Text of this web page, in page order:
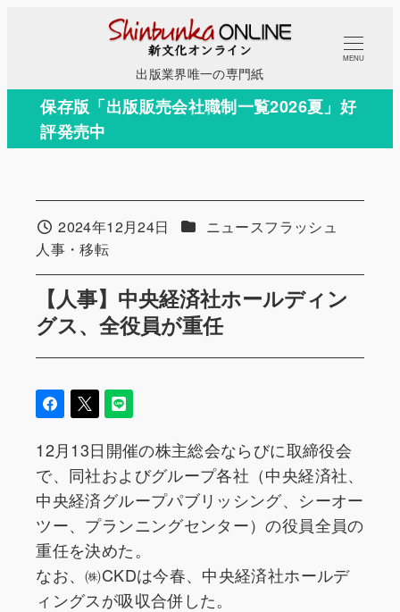
コ
テ
出版業界唯一の専門紙
MENU
保存版「出版販売会社職制一覧2026夏」好
評発売中
【人事】中央経済社ホールディン
グス、全役員が重任
投稿日2024年12月24日 カテゴリー
ニュースフラッシュ
カテゴリー
人事・移転
12月13日開催の株主総会ならびに取締役会
で、同社およびグループ各社（中央経済社、
中央経済グループパブリッシング、シーオー
ツー、プランニングセンター）の役員全員の
重任を決めた。
なお、㈱CKDは今春、中央経済社ホールデ
ィングスが吸収合併した。